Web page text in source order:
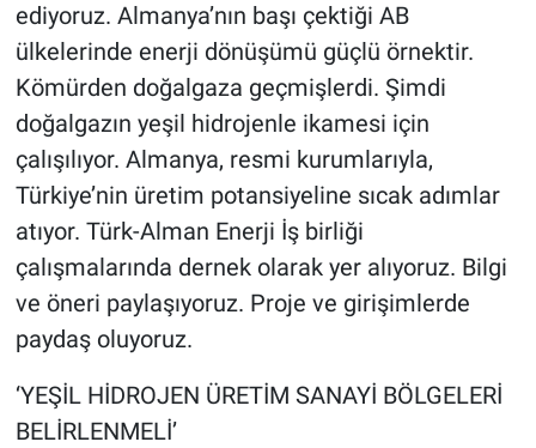
ediyoruz. Almanya’nın başı çektiği AB
ülkelerinde enerji dönüşümü güçlü örnektir.
Kömürden doğalgaza geçmişlerdi. Şimdi
doğalgazın yeşil hidrojenle ikamesi için
çalışılıyor. Almanya, resmi kurumlarıyla,
Türkiye’nin üretim potansiyeline sıcak adımlar
atıyor. Türk-Alman Enerji İş birliği
çalışmalarında dernek olarak yer alıyoruz. Bilgi
ve öneri paylaşıyoruz. Proje ve girişimlerde
paydaş oluyoruz.
‘YEŞİL HİDROJEN ÜRETİM SANAYİ BÖLGELERİ
BELİRLENMELİ’